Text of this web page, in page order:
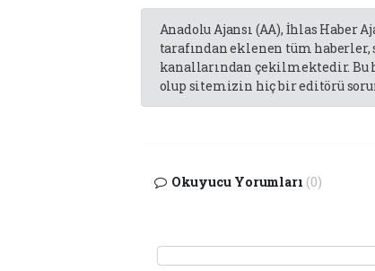
Anadolu Ajansı (AA), İhlas Haber
tarafından eklenen tüm
kanallarından çekilmektedir. Bu
olup sitemizin hiç bir editörü
Okuyucu Yorumları (0)